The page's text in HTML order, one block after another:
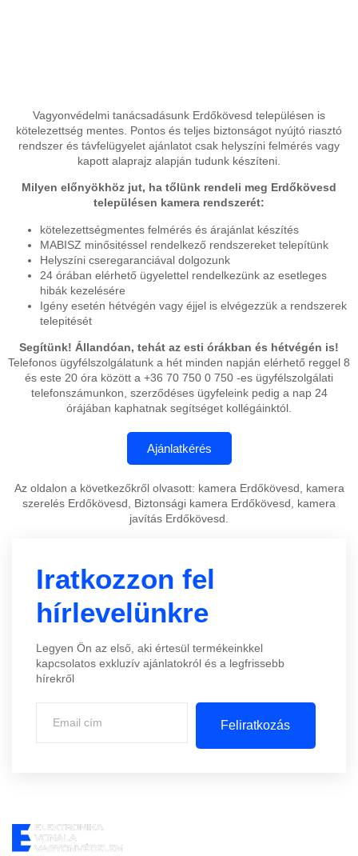
Vagyonvédelmi tanácsadásunk Erdőkövesd településen is
kötelezettség mentes. Pontos és teljes biztonságot nyújtó riasztó
rendszer és távfelügyelet ajánlatot csak helyszíni felmérés vagy
kapott alaprajz alapján tudunk készíteni.
Milyen előnyökhöz jut, ha tőlünk rendeli meg Erdőkövesd
településen kamera rendszerét:
kötelezettségmentes felmérés és árajánlat készítés
MABISZ minősitéssel rendelkező rendszereket telepítünk
Helyszíni cseregaranciával dolgozunk
24 órában elérhető ügyelettel rendelkezünk az esetleges
hibák kezelésére
Igény esetén hétvégén vagy éjjel is elvégezzük a rendszerek
telepitését
Segítünk! Állandóan, tehát az esti órákban és hétvégén is!
Telefonos ügyfélszolgálatunk a hét minden napján elérhető reggel 8
és este 20 óra között a +36 70 750 0 750 -es ügyfélszolgálati
telefonszámunkon, szerződéses ügyfeleink pedig a nap 24
órájában kaphatnak segítséget kollégáinktól.
Az oldalon a következőkről olvasott: kamera Erdőkövesd, kamera
szerelés Erdőkövesd, Biztonsági kamera Erdőkövesd, kamera
javítás Erdőkövesd.
Iratkozzon fel
hírlevelünkre
Legyen Ön az első, aki értesül termékeinkkel
kapcsolatos exkluzív ajánlatokról és a legfrissebb
hírekről
Feliratkozás